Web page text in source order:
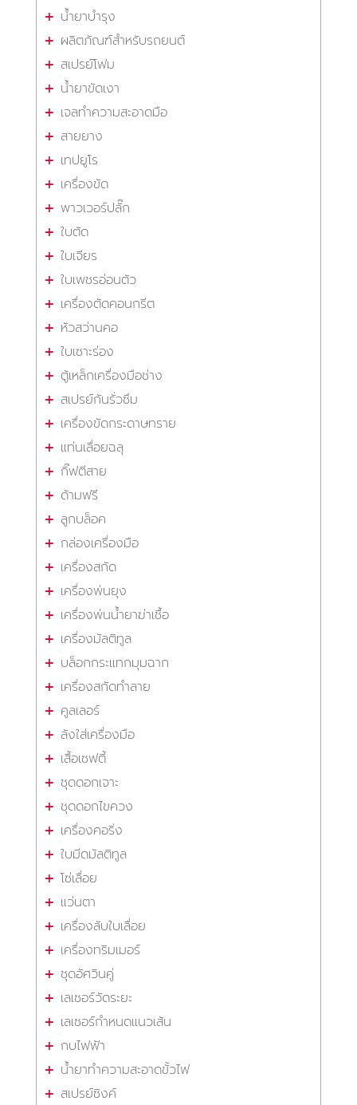
น้ำยาบำรุง
ผลิตภัณฑ์สำหรับรถยนต์
สเปรย์โฟม
น้ำยาขัดเงา
เจลทำความสะอาดมือ
สายยาง
เทปยูโร
เครื่องขัด
พาวเวอร์ปลั๊ก
ใบตัด
ใบเจียร
ใบเพชรอ่อนตัว
เครื่องตัดคอนกรีต
หัวสว่านคอ
ใบเซาะร่อง
ตู้เหล็กเครื่องมือช่าง
สเปรย์กันรั่วซึม
เครื่องขัดกระดาษทราย
แท่นเลื่อยฉลุ
กิ๊ฟตีสาย
ด้ามฟรี
ลูกบล็อค
กล่องเครื่องมือ
เครื่องสกัด
เครื่องพ่นยุง
เครื่องพ่นน้ำยาฆ่าเชื้อ
เครื่องมัลติทูล
บล็อกกระแทกมุมฉาก
เครื่องสกัดทำลาย
คูลเลอร์
ลังใส่เครื่องมือ
เสื้อเซฟตี้
ชุดดอกเจาะ
ชุดดอกไขควง
เครื่องคอริ่ง
ใบมีดมัลติทูล
โซ่เลื่อย
แว่นตา
เครื่องลับใบเลื่อย
เครื่องทริมเมอร์
ชุดอัศวินคู่
เลเซอร์วัดระยะ
เลเซอร์กำหนดแนวเส้น
กบไฟฟ้า
น้ำยาทำความสะอาดขั้วไฟ
สเปรย์ซิงค์